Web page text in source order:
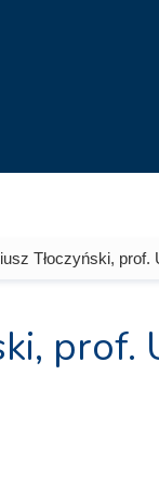
Tłoczyński, prof.
prof.